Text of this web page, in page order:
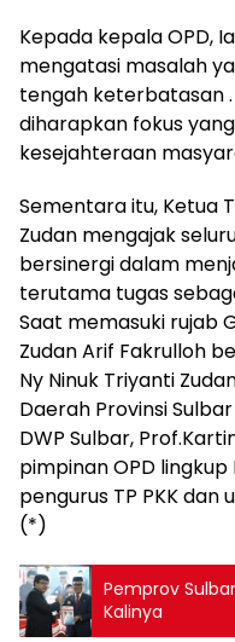
Kepada kepala OPD,
mengatasi masalah
tengah keterbatasan
diharapkan fokus
kesejahteraan
Sementara itu, Ketua
Zudan mengajak
bersinergi dalam
terutama tugas
Saat memasuki rujab
Zudan Arif Fakrulloh
Ny Ninuk Triyanti
Daerah Provinsi
DWP Sulbar,
pimpinan OPD
pengurus TP PKK dan
(*)
Pemprov
Kalinya